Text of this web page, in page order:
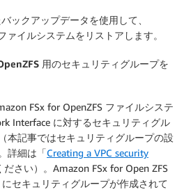
ックアップデータを使用して、
ァイルシステムをリストアします。
用のセキュリティグループを
FSx for OpenZFS ファイルシステ
Interface に対するセキュリティグル
本記事ではセキュリティグループの設
詳細は「Creating a VPC security
ださい）。Amazon FSx for Open ZFS
セキュリティグループが作成されて